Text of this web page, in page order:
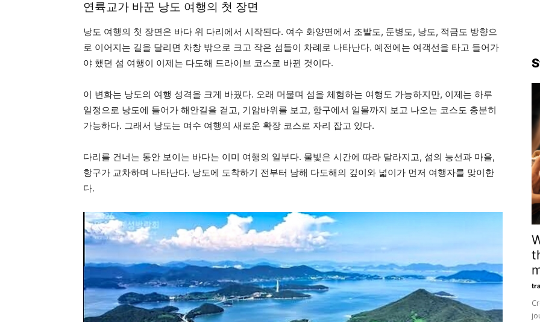
연륙교가 바꾼 낭도 여행의 첫 장면
낭도 여행의 첫 장면은 바다 위 다리에서 시작된다. 여수 화양면에서 조발도, 둔병도, 낭도, 적금도 방향으
로 이어지는 길을 달리면 차창 밖으로 크고 작은 섬들이 차례로 나타난다. 예전에는 여객선을 타고 들어가
야 했던 섬 여행이 이제는 다도해 드라이브 코스로 바뀐 것이다.
이 변화는 낭도의 여행 성격을 크게 바꿨다. 오래 머물며 섬을 체험하는 여행도 가능하지만, 이제는 하루
일정으로 낭도에 들어가 해안길을 걷고, 기암바위를 보고, 항구에서 일몰까지 보고 나오는 코스도 충분히
가능하다. 그래서 낭도는 여수 여행의 새로운 확장 코스로 자리 잡고 있다.
다리를 건너는 동안 보이는 바다는 이미 여행의 일부다. 물빛은 시간에 따라 달라지고, 섬의 능선과 마을,
항구가 교차하며 나타난다. 낭도에 도착하기 전부터 남해 다도해의 깊이와 넓이가 먼저 여행자를 맞이한
다.